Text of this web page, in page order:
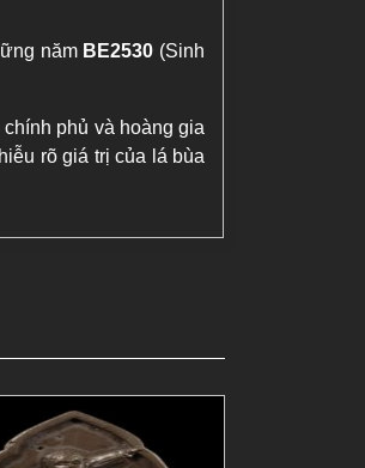
năm BE2530 (Sinh
phủ và hoàng gia
rõ giá trị của lá bùa